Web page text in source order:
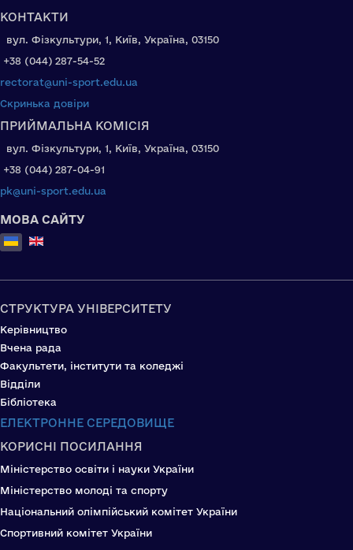
КОНТАКТИ
вул. Фізкультури, 1, Київ, Україна, 03150
+38 (044) 287-54-52
rectorat@uni-sport.edu.ua
Скринька довіри
ПРИЙМАЛЬНА КОМІСІЯ
вул. Фізкультури, 1, Київ, Україна, 03150
+38 (044) 287-04-91
pk@uni-sport.edu.ua
МОВА САЙТУ
Оберіть свою мову
СТРУКТУРА УНІВЕРСИТЕТУ
Керівництво
Вчена рада
Факультети, інститути та коледжі
Відділи
Бібліотека
ЕЛЕКТРОННЕ СЕРЕДОВИЩЕ
КОРИСНІ ПОСИЛАННЯ
Міністерство освіти і науки України
Міністерство молоді та спорту
Національний олімпійський комітет України
Спортивний комітет України